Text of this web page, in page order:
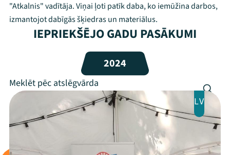
Mana programma
Festivāls
Programma
Arhīvs
Viņi bija LAMPĀ 2026
"Atkalnis" vadītāja. Viņai ļoti patīk daba, ko iemūžina darbos,
izmantojot dabīgās šķiedras un materiālus.
IEPRIEKŠĒJO GADU PASĀKUMI
2024
LV